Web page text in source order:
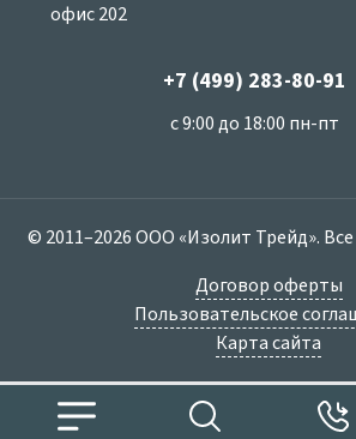
офис 202
+7 (499) 283-80-91
с 9:00 до 18:00 пн-пт
© 2011–2026 ООО «Изолит Трейд».
Договор оферты
Пользовательское
Карта сайта